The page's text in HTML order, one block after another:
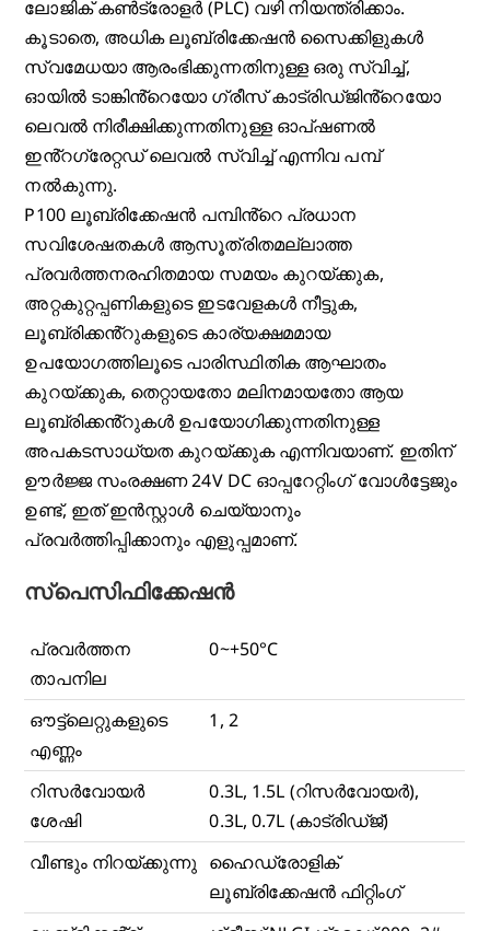
ലോജിക് കൺട്രോളർ (PLC) വഴി നിയന്ത്രിക്കാം.
കൂടാതെ, അധിക ലൂബ്രിക്കേഷൻ സൈക്കിളുകൾ
സ്വമേധയാ ആരംഭിക്കുന്നതിനുള്ള ഒരു സ്വിച്ച്,
ഓയിൽ ടാങ്കിൻ്റെയോ ഗ്രീസ് കാട്രിഡ്ജിൻ്റെയോ
ലെവൽ നിരീക്ഷിക്കുന്നതിനുള്ള ഓപ്ഷണൽ
ഇൻ്റഗ്രേറ്റഡ് ലെവൽ സ്വിച്ച് എന്നിവ പമ്പ്
നൽകുന്നു.
P100 ലൂബ്രിക്കേഷൻ പമ്പിൻ്റെ പ്രധാന
സവിശേഷതകൾ ആസൂത്രിതമല്ലാത്ത
പ്രവർത്തനരഹിതമായ സമയം കുറയ്ക്കുക,
അറ്റകുറ്റപ്പണികളുടെ ഇടവേളകൾ നീട്ടുക,
ലൂബ്രിക്കൻ്റുകളുടെ കാര്യക്ഷമമായ
ഉപയോഗത്തിലൂടെ പാരിസ്ഥിതിക ആഘാതം
കുറയ്ക്കുക, തെറ്റായതോ മലിനമായതോ ആയ
ലൂബ്രിക്കൻ്റുകൾ ഉപയോഗിക്കുന്നതിനുള്ള
അപകടസാധ്യത കുറയ്ക്കുക എന്നിവയാണ്. ഇതിന്
ഊർജ്ജ സംരക്ഷണ 24V DC ഓപ്പറേറ്റിംഗ് വോൾട്ടേജും
ഉണ്ട്, ഇത് ഇൻസ്റ്റാൾ ചെയ്യാനും
പ്രവർത്തിപ്പിക്കാനും എളുപ്പമാണ്.
സ്പെസിഫിക്കേഷൻ
പ്രവർത്തന
താപനില
0~+50°C
ഔട്ട്ലെറ്റുകളുടെ
എണ്ണം
1, 2
റിസർവോയർ
ശേഷി
0.3L, 1.5L (റിസർവോയർ),
0.3L, 0.7L (കാട്രിഡ്ജ്)
വീണ്ടും നിറയ്ക്കുന്നു ഹൈഡ്രോളിക്
ലൂബ്രിക്കേഷൻ ഫിറ്റിംഗ്